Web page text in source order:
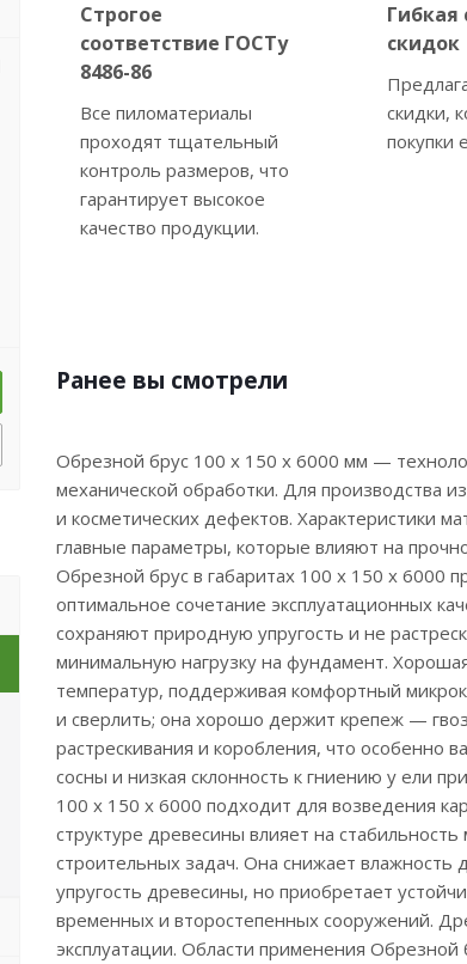
Строгое
соответствие ГОСТу
8486-86
Все пиломатериалы
проходят тщательный
контроль размеров, что
гарантирует высокое
качество продукции.
Гибкая
скидок
скидки,
покупки
Ранее вы смотрели
Обрезной брус 100 х 150 х 6000 мм —
механической обработки. Для производства
и косметических дефектов. Характеристики
главные параметры, которые влияют на
Обрезной брус в габаритах 100 х 150 х 6000
оптимальное сочетание эксплуатационных
сохраняют природную упругость и не
минимальную нагрузку на фундамент.
температур, поддерживая комфортный
и сверлить; она хорошо держит крепеж —
растрескивания и коробления, что особенно
сосны и низкая склонность к гниению у ели
100 х 150 х 6000 подходит для возведения
структуре древесины влияет на
строительных задач. Она снижает
упругость древесины, но приобретает
временных и второстепенных сооружений.
эксплуатации. Области применения